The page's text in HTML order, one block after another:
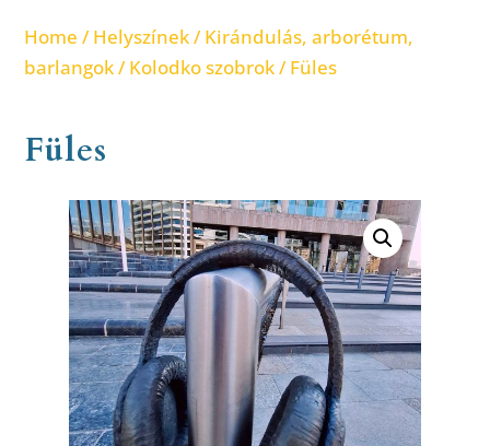
Home /Helyszínek/Kirándulás, arborétum,
barlangok/Kolodko szobrok/ Füles
Füles